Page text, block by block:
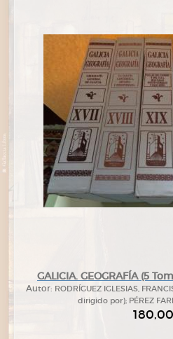
GALICIA. GEOGRAFÍA (5
Autor: RODRÍGUEZ IGLESIAS,
dirigido por); PÉREZ